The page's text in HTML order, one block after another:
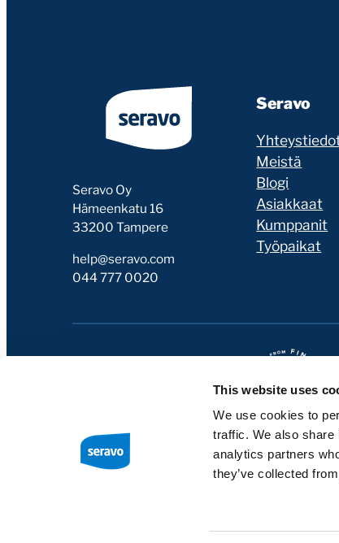
This website uses
We use cookies to
traffic. We also share
analytics partners
they’ve collected
Seravo Oy
Hämeenkatu 16
33200 Tampere
help@seravo.com
044 777 0020
Seravo
Meistä
Blogi
Asiakkaat
Kumppanit
Työpaikat